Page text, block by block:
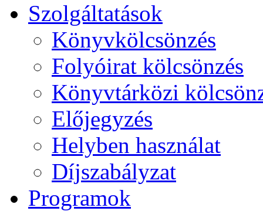
Szolgáltatások
Könyvkölcsönzés
Folyóirat kölcsönzés
Könyvtárközi
Előjegyzés
Helyben használat
Díjszabályzat
Programok